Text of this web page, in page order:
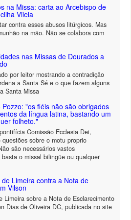
na Missa: carta ao Arcebispo de
Vilela
contra esses abusos litúrgicos. Mas
na mão. Não se colabora com
nas Missas de Dourados a
por leitor mostrando a contradição
a Santa Sé e o que fazem alguns
Santa Missa
"os fiéis não são obrigados
da língua latina, bastando um
folheto."
Comissão Ecclesia Dei,
sobre o motu proprio
são necessários vastos
o missal bilingüe ou qualquer
Limeira contra a Nota de
Vilson
Limeira sobre a Nota de Esclarecimento
Dias de Oliveira DC, publicada no site